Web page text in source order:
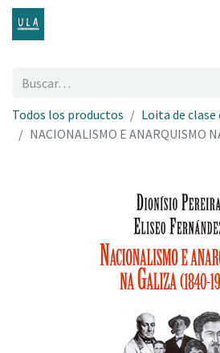
Todos los productos
Loita de
NACIONALISMO E ANARQUISMO